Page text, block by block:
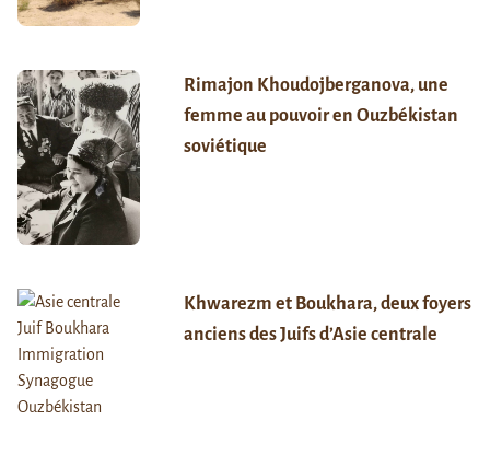
Rimajon Khoudojberganova, une
femme au pouvoir en Ouzbékistan
soviétique
Khwarezm et Boukhara, deux foyers
anciens des Juifs d’Asie centrale